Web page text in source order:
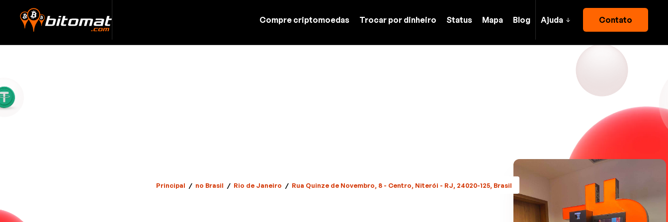
Compre criptomoedas Trocar por dinheiro Status Mapa Blog Ajuda Contato
Principal / no Brasil / Rio de Janeiro / Rua Quinze de Novembro, 8 - Centro, Niterói - RJ, 24020-125, Brasil